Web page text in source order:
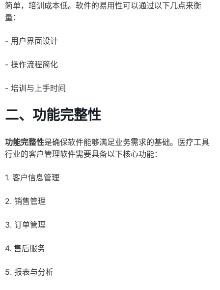
简单，培训成本低。软件的易用性可以通过以下几点来衡
量：
- 用户界面设计
- 操作流程简化
- 培训与上手时间
二、功能完整性
功能完整性是确保软件能够满足业务需求的基础。医疗工具
行业的客户管理软件需要具备以下核心功能：
1. 客户信息管理
2. 销售管理
3. 订单管理
4. 售后服务
5. 报表与分析